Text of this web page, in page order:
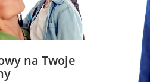
na Twoje